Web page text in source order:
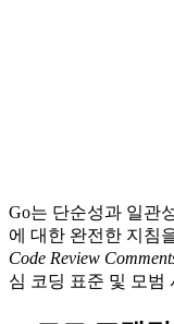
Go는 단순성과 일관
에 대한 완전한 지침
Code Review
심 코딩 표준 및 모범